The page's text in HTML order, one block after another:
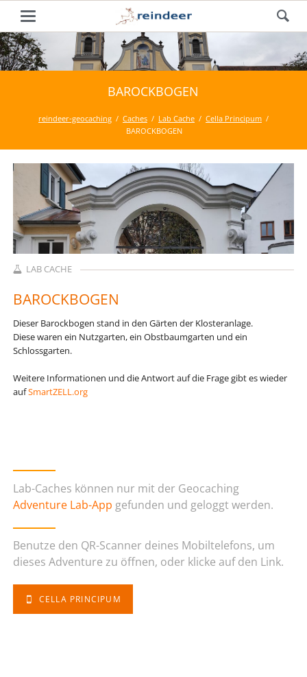
BAROCKBOGEN
reindeer-geocaching Caches Lab Cache
Cella Principum
BAROCKBOGEN
LAB CACHE
BAROCKBOGEN
Dieser Barockbogen stand in den Gärten der Klosteranlage.
Diese waren ein Nutzgarten, ein Obstbaumgarten und ein
Schlossgarten.
Weitere Informationen und die Antwort auf die Frage gibt es wieder
aufSmartZELL.org
Lab-Caches können nur mit der Geocaching
Adventure Lab-App gefunden und geloggt werden.
Benutze den QR-Scanner deines Mobiltelefons, um
dieses Adventure zu öffnen, oder klicke auf den Link.
CELLA PRINCIPUM